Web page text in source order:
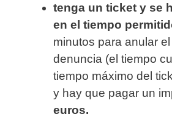
tenga un ticket y se
en el tiempo
minutos para anular
denuncia (el tiempo
tiempo máximo del
y hay que pagar un
euros.